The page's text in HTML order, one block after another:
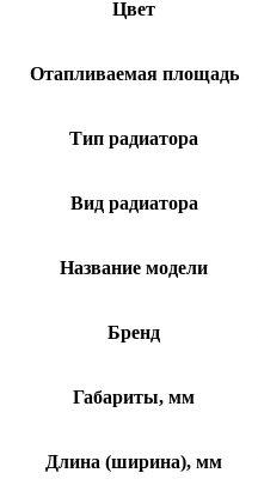
Цвет
Отапливаемая площадь
Тип радиатора
Вид радиатора
Название модели
Бренд
Габариты, мм
Длина (ширина), мм